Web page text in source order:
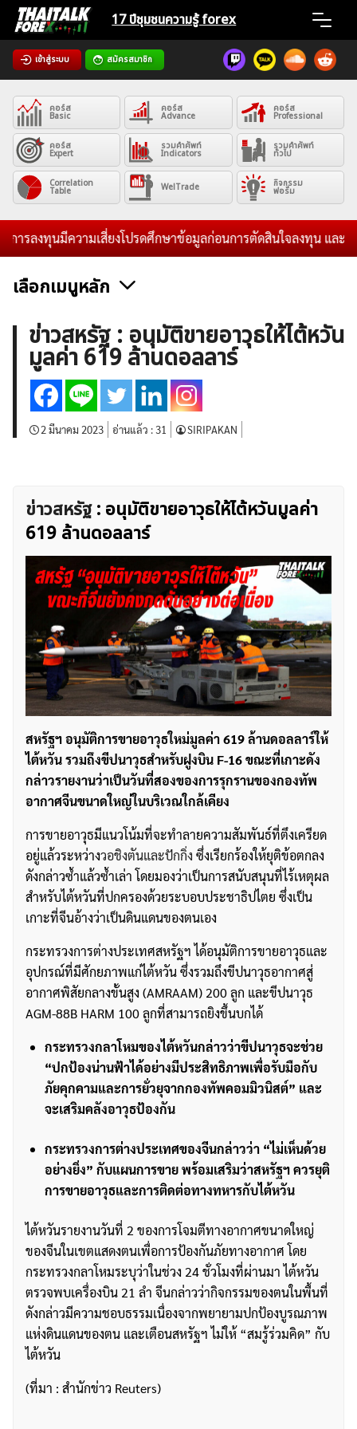
Skip
content
17 ปีชุมชนความรู้ forex
เข้าสู่ระบบ สมัครสมาชิก
Home
News
Articles
VPS Register
ค้นหา
สำหรับ:
คอร์ส
Basic
คอร์ส
Advance
คอร์ส
Professional
คอร์ส
Expert
รวมคำศัพท์
Indicators
รวมคำศัพท์
ทั่วไป
Correlation
Table WelTrade กิจกรรม
ฟอรั่ม
รลงทุนมีความเสี่ยงโปรดศึกษาข้อมูลก่อนการตัดสินใจลงทุน และไม่รั
เลือกเมนูหลัก
ข่าวฟอเร็กซ์และสกุลเงิน คริปโตเคอร์เรนซี
ฟรีซิกแนล รายวัน
บทวิเคราะห์
เศรษฐกิจทั่วไป ดัชนี-หุ้น
พันธบัตร
สินค้าโภคภัณฑ์
โบรกเกอร์ FX
โปรโมชั่น Forex
กองทุน Forex
ฟรี EA
ข่าวสหรัฐ : อนุมัติขายอาวุธให้ไต้หวัน
มูลค่า 619 ล้านดอลลาร์
2 มีนาคม 2023 อ่านแล้ว :31 SIRIPAKAN
ข่าวสหรัฐ: อนุมัติขายอาวุธให้ไต้หวันมูลค่า
619 ล้านดอลลาร์
สหรัฐฯ อนุมัติการขายอาวุธใหม่มูลค่า 619 ล้านดอลลาร์ให้
ไต้หวัน รวมถึงขีปนาวุธสำหรับฝูงบิน F-16 ขณะที่เกาะดัง
กล่าวรายงานว่าเป็นวันที่สองของการรุกรานของกองทัพ
อากาศจีนขนาดใหญ่ในบริเวณใกล้เคียง
การขายอาวุธมีแนวโน้มที่จะทำลายความสัมพันธ์ที่ตึงเครียด
อยู่แล้วระหว่างวอชิงตันและปักกิ่ง ซึ่งเรียกร้องให้ยุติข้อตกลง
ดังกล่าวซ้ำแล้วซ้ำเล่า โดยมองว่าเป็นการสนับสนุนที่ไร้เหตุผล
สำหรับไต้หวันที่ปกครองด้วยระบอบประชาธิปไตย ซึ่งเป็น
เกาะที่จีนอ้างว่าเป็นดินแดนของตนเอง
กระทรวงการต่างประเทศสหรัฐฯ ได้อนุมัติการขายอาวุธและ
อุปกรณ์ที่มีศักยภาพแก่ไต้หวัน ซึ่งรวมถึงขีปนาวุธอากาศสู่
อากาศพิสัยกลางขั้นสูง (AMRAAM) 200 ลูก และขีปนาวุธ
AGM-88B HARM 100 ลูกที่สามารถยิงขึ้นบกได้
กระทรวงกลาโหมของไต้หวันกล่าวว่าขีปนาวุธจะช่วย
“ปกป้องน่านฟ้าได้อย่างมีประสิทธิภาพเพื่อรับมือกับ
ภัยคุกคามและการยั่วยุจากกองทัพคอมมิวนิสต์” และ
จะเสริมคลังอาวุธป้องกัน
กระทรวงการต่างประเทศของจีนกล่าวว่า “ไม่เห็นด้วย
อย่างยิ่ง” กับแผนการขาย พร้อมเสริมว่าสหรัฐฯ ควรยุติ
การขายอาวุธและการติดต่อทางทหารกับไต้หวัน
ไต้หวันรายงานวันที่ 2 ของการโจมตีทางอากาศขนาดใหญ่
ของจีนในเขตแสดงตนเพื่อการป้องกันภัยทางอากาศ โดย
กระทรวงกลาโหมระบุว่าในช่วง 24 ชั่วโมงที่ผ่านมา ไต้หวัน
ตรวจพบเครื่องบิน 21 ลำ จีนกล่าวว่ากิจกรรมของตนในพื้นที่
ดังกล่าวมีความชอบธรรมเนื่องจากพยายามปกป้องบูรณภาพ
แห่งดินแดนของตน และเตือนสหรัฐฯ ไม่ให้ “สมรู้ร่วมคิด” กับ
ไต้หวัน
(ที่มา : สำนักข่าว Reuters)